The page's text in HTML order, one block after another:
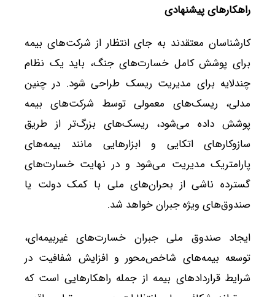
راهکارهای پیشنهادی
کارشناسان معتقدند به جای انتظار از شرکت‌های بیمه
برای پوشش کامل خسارت‌های جنگ، باید یک نظام
چندلایه برای مدیریت ریسک طراحی شود. در چنین
مدلی، ریسک‌های معمولی توسط شرکت‌های بیمه
پوشش داده می‌شود، ریسک‌های بزرگ‌تر از طریق
سازوکارهای اتکایی و ابزارهایی مانند بیمه‌های
پارامتریک مدیریت می‌شود و در نهایت خسارت‌های
گسترده ناشی از بحران‌های ملی با کمک دولت یا
صندوق‌های ویژه جبران خواهد شد.
ایجاد صندوق ملی جبران خسارت‌های غیربیمه‌ای،
توسعه بیمه‌های شاخص‌محور و افزایش شفافیت در
شرایط قراردادهای بیمه از جمله راهکارهایی است که